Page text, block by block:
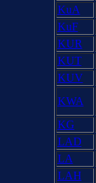
KuA
KuF
KUR
KUT
KUV
KWA
KG
LAD
LA
LAH